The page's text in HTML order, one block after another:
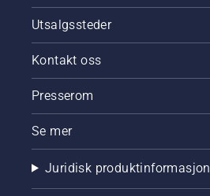
Utsalgssteder
Kontakt oss
Presserom
Se mer
Juridisk produktinformasjon